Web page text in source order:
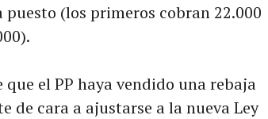
puesto (los primeros cobran 22.000
el PP haya vendido una rebaja
de cara a ajustarse a la nueva Ley